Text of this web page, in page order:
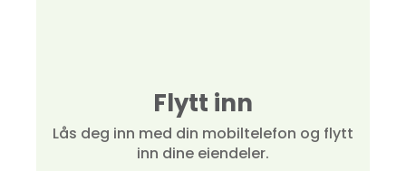
Flytt inn
Lås deg inn med din mobiltelefon og flytt
inn dine eiendeler.